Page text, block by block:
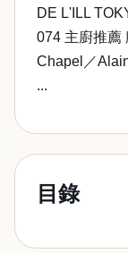
DE L'ILL
074 主廚推薦
Chapel／
...
目錄